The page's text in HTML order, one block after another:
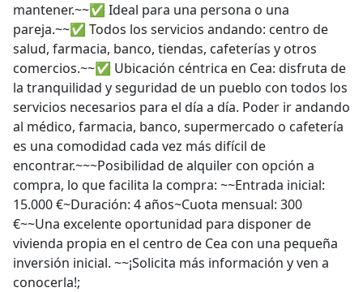
mantener.~~✅ Ideal para una persona o una
pareja.~~✅ Todos los servicios andando: centro de
salud, farmacia, banco, tiendas, cafeterías y otros
comercios.~~✅ Ubicación céntrica en Cea: disfruta de
la tranquilidad y seguridad de un pueblo con todos los
servicios necesarios para el día a día. Poder ir andando
al médico, farmacia, banco, supermercado o cafetería
es una comodidad cada vez más difícil de
encontrar.~~~Posibilidad de alquiler con opción a
compra, lo que facilita la compra: ~~Entrada inicial:
15.000 €~Duración: 4 años~Cuota mensual: 300
€~~Una excelente oportunidad para disponer de
vivienda propia en el centro de Cea con una pequeña
inversión inicial. ~~¡Solicita más información y ven a
conocerla!;